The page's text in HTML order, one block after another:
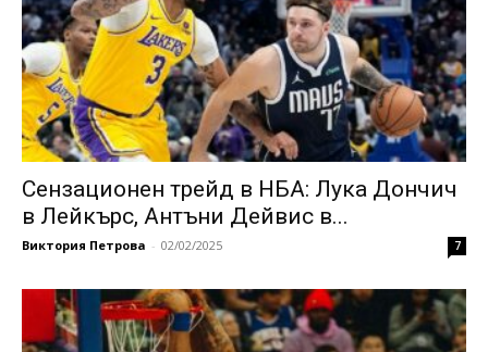
Сензационен трейд в НБА: Лука Дончич
в Лейкърс, Антъни Дейвис в...
Виктория Петрова - 02/02/2025 7